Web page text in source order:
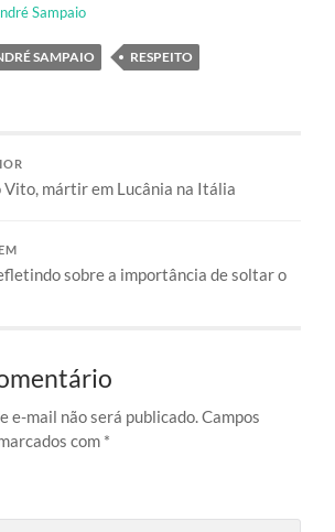
Sampaio
SAMPAIO
RESPEITO
Vito, mártir em Lucânia na Itália
sobre a importância de soltar o
e-mail não será publicado.Campos
com *